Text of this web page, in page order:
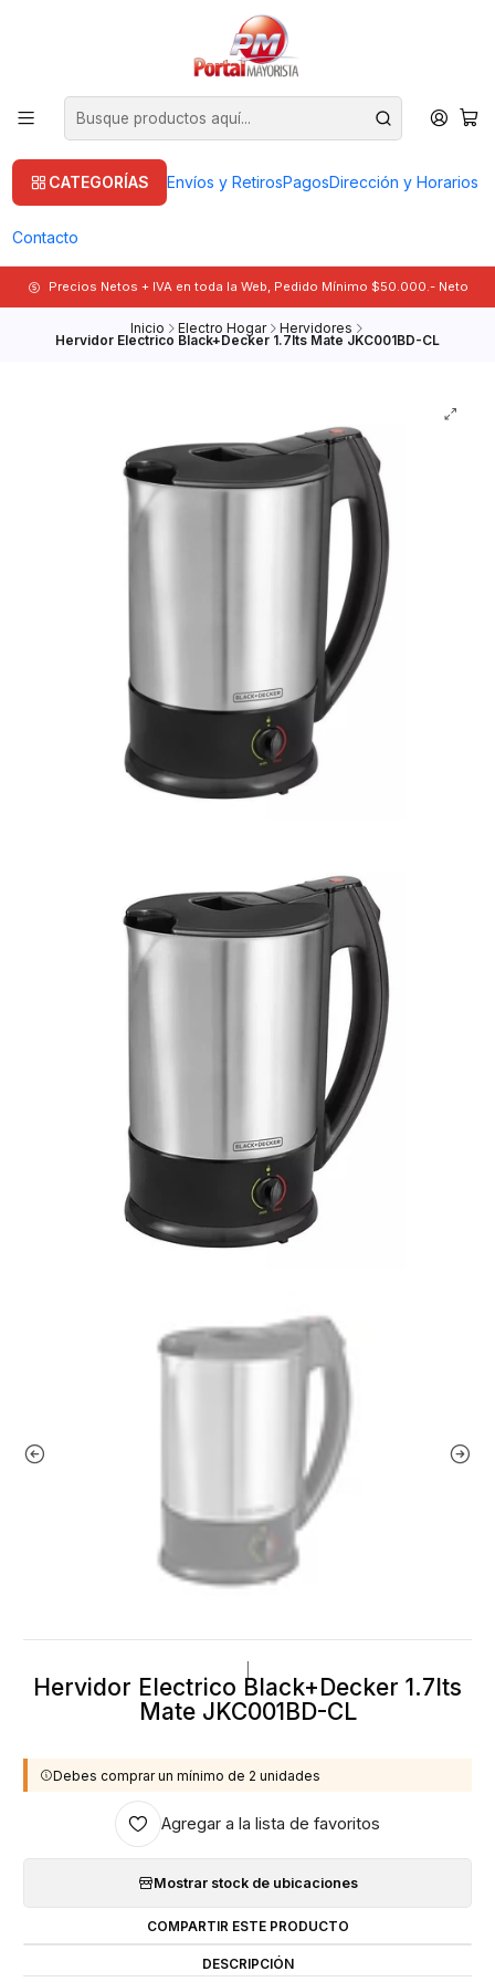
CATEGORÍAS Envíos y RetirosPagosDirección y Horarios
Contacto
Precios Netos + IVA en toda la Web, Pedido Mínimo $50.000.- Neto
Inicio Electro Hogar Hervidores
Hervidor Electrico Black+Decker 1.7lts Mate JKC001BD-CL
Hervidor Electrico Black+Decker 1.7lts
Mate JKC001BD-CL
Debes comprar un mínimo de 2 unidades
Agregar a la lista de favoritos
Mostrar stock de ubicaciones
COMPARTIR ESTE PRODUCTO
DESCRIPCIÓN